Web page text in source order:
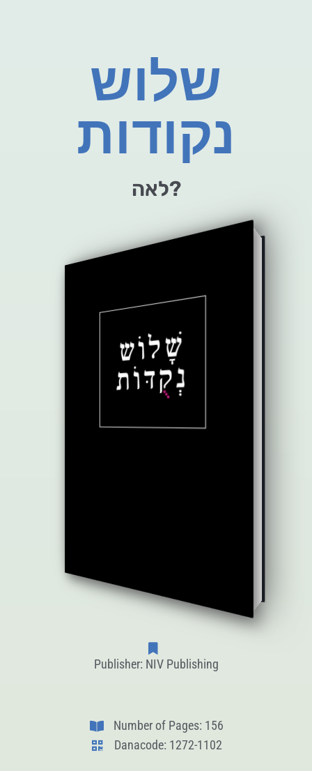
שלוש
נקודות
לאה?
Publisher: NIV Publishing
Number of Pages: 156
Danacode: 1272-1102